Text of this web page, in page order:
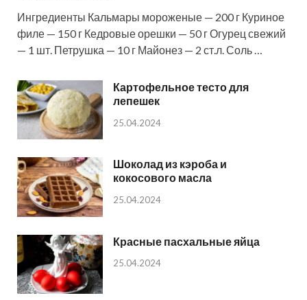
Ингредиенты Кальмары мороженые — 200 г Куриное
филе — 150 г Кедровые орешки — 50 г Огурец свежий
— 1 шт. Петрушка — 10 г Майонез — 2 ст.л. Соль …
Картофельное тесто для
лепешек
25.04.2024
Шоколад из кэроба и
кокосового масла
25.04.2024
Красные пасхальные яйца
25.04.2024